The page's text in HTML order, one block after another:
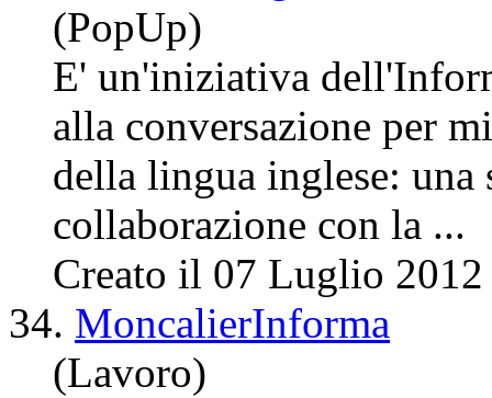
(PopUp)
E' un'iniziativa
alla conversazione per
della lingua inglese:
collaborazione con la ...
Creato il 07 Luglio 2012
34. MoncalierInforma
(Lavoro)